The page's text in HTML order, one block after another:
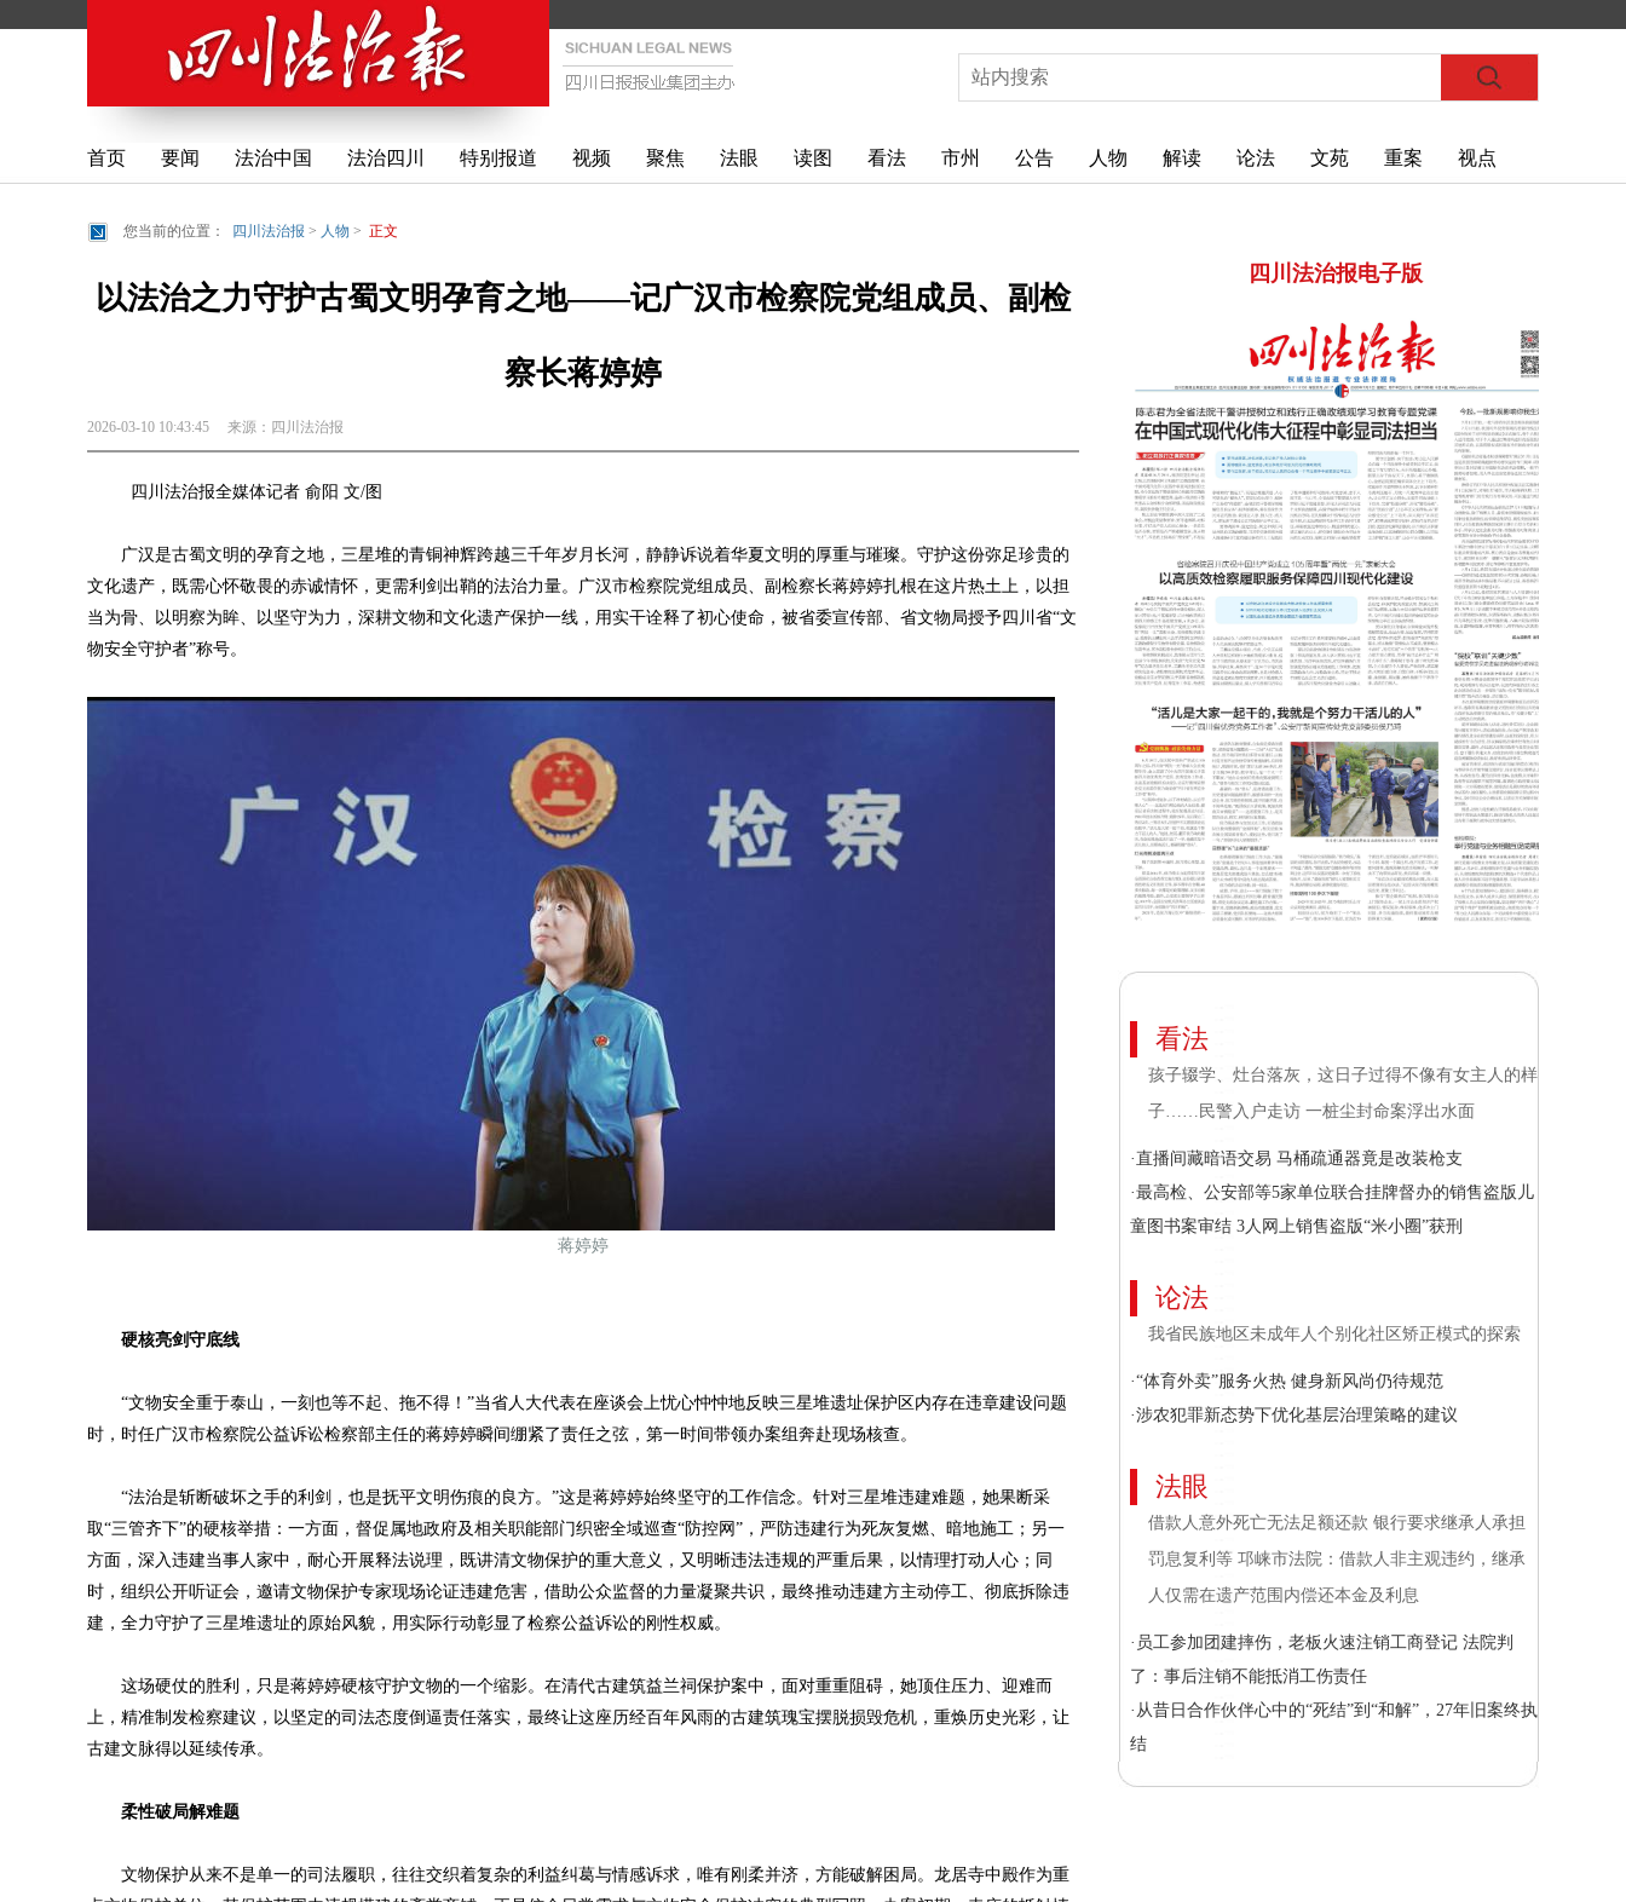
首页 要闻 法治中国 法治四川 特别报道 视频 聚焦 法眼 读图 看法 市州 公告 人物 解读 论法 文苑 重案 视点
您当前的位置： 四川法治报 > 人物 > 正文
以法治之力守护古蜀文明孕育之地——记广汉市检察院党组成员、副检
察长蒋婷婷
2026-03-10 10:43:45 来源： 四川法治报
四川法治报全媒体记者 俞阳 文/图
广汉是古蜀文明的孕育之地，三星堆的青铜神辉跨越三千年岁月长河，静静诉说着华夏文明的厚重与璀璨。守护这份弥足珍贵的
文化遗产，既需心怀敬畏的赤诚情怀，更需利剑出鞘的法治力量。广汉市检察院党组成员、副检察长蒋婷婷扎根在这片热土上，以担
当为骨、以明察为眸、以坚守为力，深耕文物和文化遗产保护一线，用实干诠释了初心使命，被省委宣传部、省文物局授予四川省“文
物安全守护者”称号。
蒋婷婷
硬核亮剑守底线
“文物安全重于泰山，一刻也等不起、拖不得！”当省人大代表在座谈会上忧心忡忡地反映三星堆遗址保护区内存在违章建设问题
时，时任广汉市检察院公益诉讼检察部主任的蒋婷婷瞬间绷紧了责任之弦，第一时间带领办案组奔赴现场核查。
“法治是斩断破坏之手的利剑，也是抚平文明伤痕的良方。”这是蒋婷婷始终坚守的工作信念。针对三星堆违建难题，她果断采
取“三管齐下”的硬核举措：一方面，督促属地政府及相关职能部门织密全域巡查“防控网”，严防违建行为死灰复燃、暗地施工；另一
方面，深入违建当事人家中，耐心开展释法说理，既讲清文物保护的重大意义，又明晰违法违规的严重后果，以情理打动人心；同
时，组织公开听证会，邀请文物保护专家现场论证违建危害，借助公众监督的力量凝聚共识，最终推动违建方主动停工、彻底拆除违
建，全力守护了三星堆遗址的原始风貌，用实际行动彰显了检察公益诉讼的刚性权威。
这场硬仗的胜利，只是蒋婷婷硬核守护文物的一个缩影。在清代古建筑益兰祠保护案中，面对重重阻碍，她顶住压力、迎难而
上，精准制发检察建议，以坚定的司法态度倒逼责任落实，最终让这座历经百年风雨的古建筑瑰宝摆脱损毁危机，重焕历史光彩，让
古建文脉得以延续传承。
柔性破局解难题
文物保护从来不是单一的司法履职，往往交织着复杂的利益纠葛与情感诉求，唯有刚柔并济，方能破解困局。龙居寺中殿作为重
四川法治报电子版
看法
孩子辍学、灶台落灰，这日子过得不像有女主人的样
子……民警入户走访 一桩尘封命案浮出水面
·直播间藏暗语交易 马桶疏通器竟是改装枪支
·最高检、公安部等5家单位联合挂牌督办的销售盗版儿
童图书案审结 3人网上销售盗版“米小圈”获刑
论法
我省民族地区未成年人个别化社区矫正模式的探索
·“体育外卖”服务火热 健身新风尚仍待规范
·涉农犯罪新态势下优化基层治理策略的建议
法眼
借款人意外死亡无法足额还款 银行要求继承人承担
罚息复利等 邛崃市法院：借款人非主观违约，继承
人仅需在遗产范围内偿还本金及利息
·员工参加团建摔伤，老板火速注销工商登记 法院判
了：事后注销不能抵消工伤责任
·从昔日合作伙伴心中的“死结”到“和解”，27年旧案终执
结